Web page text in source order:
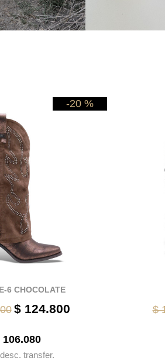
-20 %
6 CHOCOLATE
$ 124.800
106.080
transfer.
$